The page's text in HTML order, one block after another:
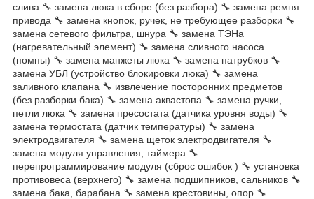
слива 🔧 замена люка в сборе (без разбора) 🔧 замена ремня
привода 🔧 замена кнопок, ручек, не требующее разборки 🔧
замена сетевого фильтра, шнура 🔧 замена ТЭНа
(нагревательный элемент) 🔧 замена сливного насоса
(помпы) 🔧 замена манжеты люка 🔧 замена патрубков 🔧
замена УБЛ (устройство блокировки люка) 🔧 замена
заливного клапана 🔧 извлечение посторонних предметов
(без разборки бака) 🔧 замена аквастопа 🔧 замена ручки,
петли люка 🔧 замена пресостата (датчика уровня воды) 🔧
замена термостата (датчик температуры) 🔧 замена
электродвигателя 🔧 замена щеток электродвигателя 🔧
замена модуля управления, таймера 🔧
перепрограммирование модуля (сброс ошибок ) 🔧 установка
противовеса (верхнего) 🔧 замена подшипников, сальников 🔧
замена бака, барабана 🔧 замена крестовины, опор 🔧